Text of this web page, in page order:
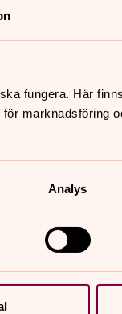
fungera. Här
marknadsföring
Analys